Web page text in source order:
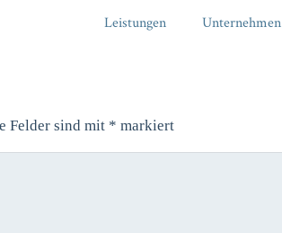
Leistungen Unternehmen
Felder sind mit * markiert